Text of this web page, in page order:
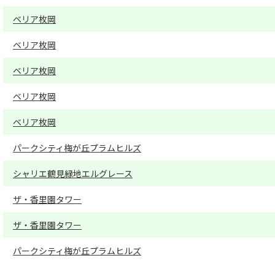
ベリア枚岡
ベリア枚岡
ベリア枚岡
ベリア枚岡
ベリア枚岡
パークシティ梅が丘プラムヒルズ
シャリエ鶴見緑地エルグレース
ザ・香里園タワー
ザ・香里園タワー
パークシティ梅が丘プラムヒルズ